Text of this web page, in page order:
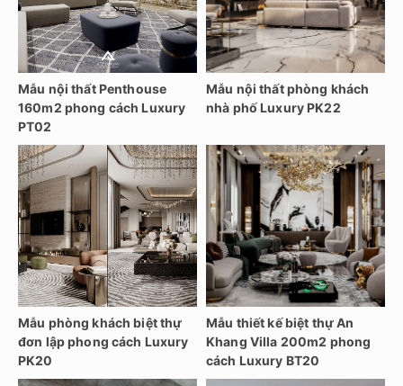
Mẫu nội thất Penthouse
160m2 phong cách Luxury
PT02
Mẫu nội thất phòng khách
nhà phố Luxury PK22
Mẫu phòng khách biệt thự
đơn lập phong cách Luxury
PK20
Mẫu thiết kế biệt thự An
Khang Villa 200m2 phong
cách Luxury BT20